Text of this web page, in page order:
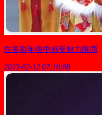
在多彩年俗中感受魅力陕西
2025-02-12 07:10:08